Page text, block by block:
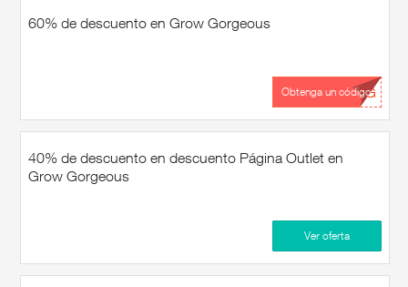
60% de descuento en Grow Gorgeous
...GG
Obtenga un código
40% de descuento en descuento Página Outlet en
Grow Gorgeous
Ver oferta